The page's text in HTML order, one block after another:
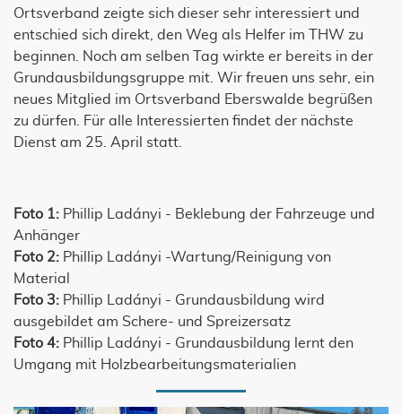
Ortsverband zeigte sich dieser sehr interessiert und
entschied sich direkt, den Weg als Helfer im THW zu
beginnen. Noch am selben Tag wirkte er bereits in der
Grundausbildungsgruppe mit. Wir freuen uns sehr, ein
neues Mitglied im Ortsverband Eberswalde begrüßen
zu dürfen. Für alle Interessierten findet der nächste
Dienst am 25. April statt.
Foto 1: Phillip Ladányi - Beklebung der Fahrzeuge und
Anhänger
Foto 2: Phillip Ladányi -Wartung/Reinigung von
Material
Foto 3: Phillip Ladányi - Grundausbildung wird
ausgebildet am Schere- und Spreizersatz
Foto 4: Phillip Ladányi - Grundausbildung lernt den
Umgang mit Holzbearbeitungsmaterialien